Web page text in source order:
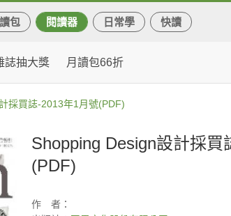
包 閱讀器 日常學 快讀
誌抽大獎 月讀包66折
採買誌-2013年1月號(PDF)
Shopping Design設計採買
(PDF)
作
者：